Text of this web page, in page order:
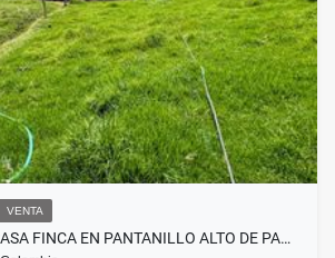
VENTA
FINCA EN PANTANILLO ALTO DE PA…